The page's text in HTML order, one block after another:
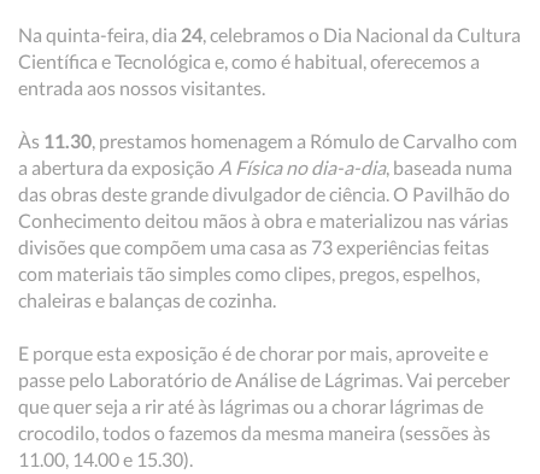
Na quinta-feira, dia 24, celebramos o Dia Nacional da Cultura
Científica e Tecnológica e, como é habitual, oferecemos a
entrada aos nossos visitantes.
Às 11.30, prestamos homenagem a Rómulo de Carvalho com
a abertura da exposição A Física no dia-a-dia, baseada numa
das obras deste grande divulgador de ciência. O Pavilhão do
Conhecimento deitou mãos à obra e materializou nas várias
divisões que compõem uma casa as 73 experiências feitas
com materiais tão simples como clipes, pregos, espelhos,
chaleiras e balanças de cozinha.
E porque esta exposição é de chorar por mais, aproveite e
passe pelo Laboratório de Análise de Lágrimas. Vai perceber
que quer seja a rir até às lágrimas ou a chorar lágrimas de
crocodilo, todos o fazemos da mesma maneira (sessões às
11.00, 14.00 e 15.30).